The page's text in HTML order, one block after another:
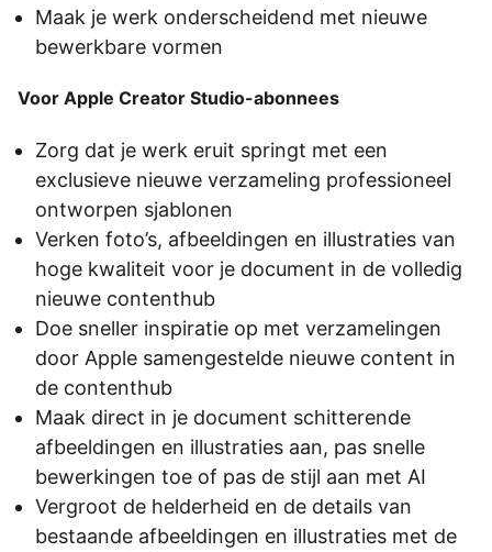
Maak je werk onderscheidend met nieuwe
bewerkbare vormen
Voor Apple Creator Studio-abonnees
Zorg dat je werk eruit springt met een
exclusieve nieuwe verzameling professioneel
ontworpen sjablonen
Verken foto’s, afbeeldingen en illustraties van
hoge kwaliteit voor je document in de volledig
nieuwe contenthub
Doe sneller inspiratie op met verzamelingen
door Apple samengestelde nieuwe content in
de contenthub
Maak direct in je document schitterende
afbeeldingen en illustraties aan, pas snelle
bewerkingen toe of pas de stijl aan met AI
Vergroot de helderheid en de details van
bestaande afbeeldingen en illustraties met de